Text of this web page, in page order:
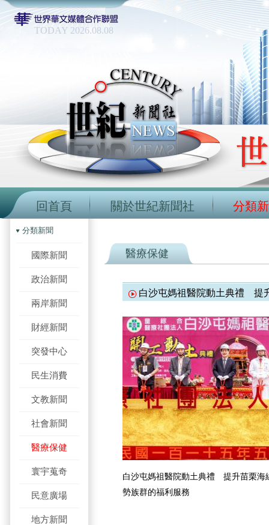
TODAY 2026.08.08
回首頁 關於世紀新聞社 分類
分類新聞
國際新聞
政治新聞
兩岸新聞
財經新聞
突發中心
民生消費
文教新聞
社會新聞
醫療保健
寰宇蒐奇
民意廣場
地方新聞
醫療保健
白沙屯媽祖醫院動土典禮 提
白沙屯媽祖醫院動土典禮 提升苗栗海
勢族群的福利服務